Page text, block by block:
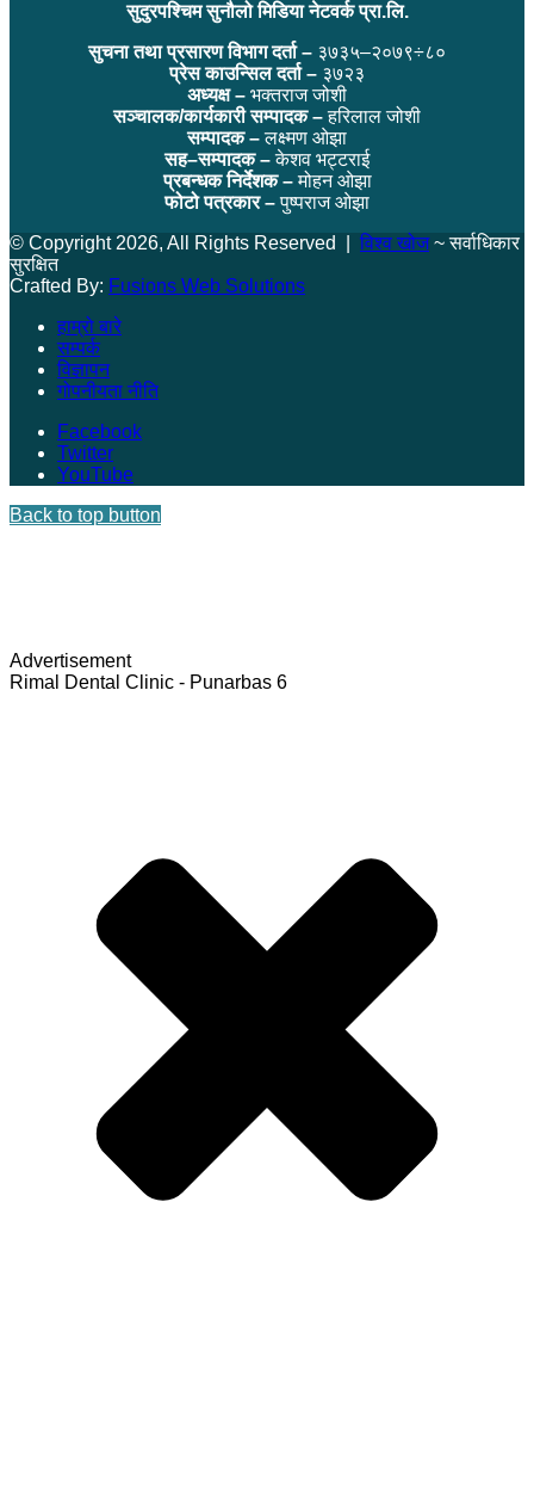
सुदुरपश्चिम सुनौलो मिडिया नेटवर्क प्रा.लि.
सुचना तथा प्रसारण विभाग दर्ता – ३७३५–२०७९÷८०
प्रेस काउन्सिल दर्ता – ३७२३
अध्यक्ष – भक्तराज जोशी
सञ्चालक/कार्यकारी सम्पादक –हरिलाल जोशी
सम्पादक –लक्ष्मण ओझा
सह–सम्पादक –केशव भट्टराई
प्रबन्धक निर्देशक –मोहन ओझा
फोटो पत्रकार –पुष्पराज ओझा
© Copyright 2026, All Rights Reserved | विश्व खोज~ सर्वाधिकार
सुरक्षित
Crafted By: Fusions Web Solutions
हाम्रो बारे
सम्पर्क
विज्ञापन
गोपनीयता नीति
Facebook
Twitter
YouTube
Back to top button
Advertisement
Rimal Dental Clinic - Punarbas 6